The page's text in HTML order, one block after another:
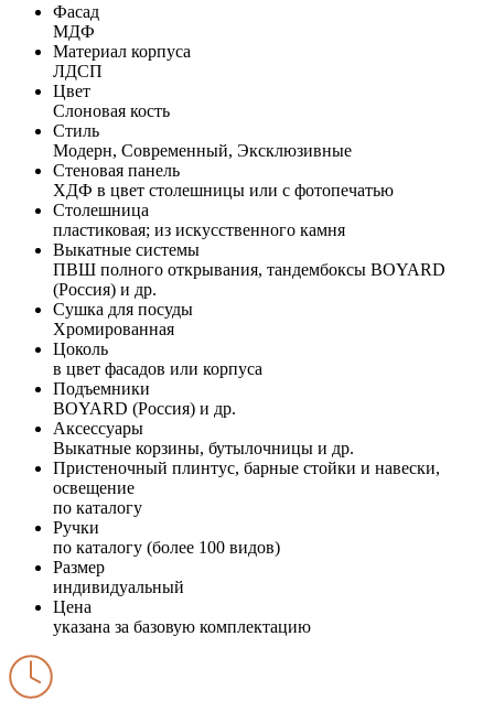
Фасад
МДФ
Материал корпуса
ЛДСП
Цвет
Слоновая кость
Стиль
Модерн, Современный, Эксклюзивные
Стеновая панель
ХДФ в цвет столешницы или с фотопечатью
Столешница
пластиковая; из искусственного камня
Выкатные системы
ПВШ полного открывания, тандембоксы BOYARD
(Россия) и др.
Сушка для посуды
Хромированная
Цоколь
в цвет фасадов или корпуса
Подъемники
BOYARD (Россия) и др.
Аксессуары
Выкатные корзины, бутылочницы и др.
Пристеночный плинтус, барные стойки и навески,
освещение
по каталогу
Ручки
по каталогу (более 100 видов)
Размер
индивидуальный
Цена
указана за базовую комплектацию